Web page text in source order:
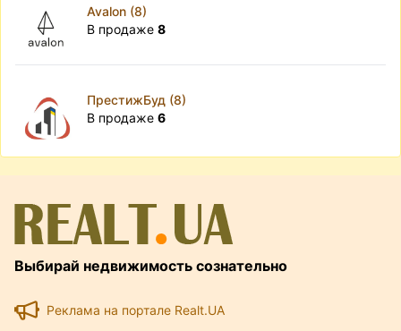
Avalon (8)
В продаже 8
ПрестижБуд (8)
В продаже 6
Выбирай недвижимость сознательно
Реклама на портале Realt.UA